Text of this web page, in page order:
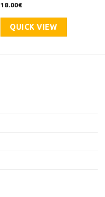
18.00€
QUICK VIEW